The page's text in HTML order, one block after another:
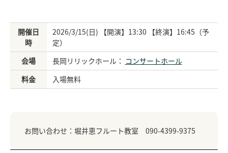
開催日
時
2026/3/15(日) 【開演】13:30 【終演】16:45（予
定）
会場
長岡リリックホール： コンサートホール
料金
入場無料
お問い合わせ：堀井恵フルート教室 090-4399-9375